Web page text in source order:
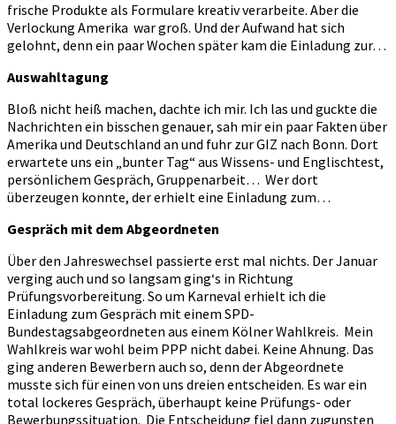
frische Produkte als Formulare kreativ verarbeite. Aber die
Verlockung Amerika war groß. Und der Aufwand hat sich
gelohnt, denn ein paar Wochen später kam die Einladung zur…
Auswahltagung
Bloß nicht heiß machen, dachte ich mir. Ich las und guckte die
Nachrichten ein bisschen genauer, sah mir ein paar Fakten über
Amerika und Deutschland an und fuhr zur GIZ nach Bonn. Dort
erwartete uns ein „bunter Tag“ aus Wissens- und Englischtest,
persönlichem Gespräch, Gruppenarbeit… Wer dort
überzeugen konnte, der erhielt eine Einladung zum…
Gespräch mit dem Abgeordneten
Über den Jahreswechsel passierte erst mal nichts. Der Januar
verging auch und so langsam ging‘s in Richtung
Prüfungsvorbereitung. So um Karneval erhielt ich die
Einladung zum Gespräch mit einem SPD-
Bundestagsabgeordneten aus einem Kölner Wahlkreis. Mein
Wahlkreis war wohl beim PPP nicht dabei. Keine Ahnung. Das
ging anderen Bewerbern auch so, denn der Abgeordnete
musste sich für einen von uns dreien entscheiden. Es war ein
total lockeres Gespräch, überhaupt keine Prüfungs- oder
Bewerbungssituation. Die Entscheidung fiel dann zugunsten